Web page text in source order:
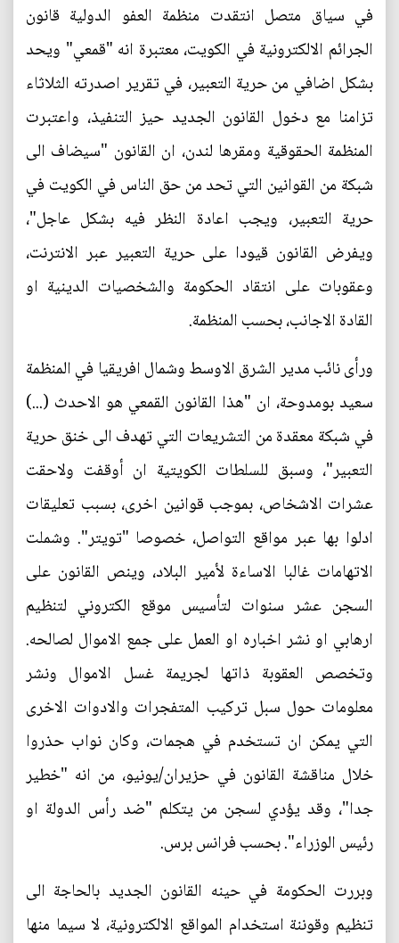
في سياق متصل انتقدت منظمة العفو الدولية قانون
الجرائم الالكترونية في الكويت، معتبرة انه "قمعي" ويحد
بشكل اضافي من حرية التعبير، في تقرير اصدرته الثلاثاء
تزامنا مع دخول القانون الجديد حيز التنفيذ، واعتبرت
المنظمة الحقوقية ومقرها لندن، ان القانون "سيضاف الى
شبكة من القوانين التي تحد من حق الناس في الكويت في
حرية التعبير، ويجب اعادة النظر فيه بشكل عاجل"،
ويفرض القانون قيودا على حرية التعبير عبر الانترنت،
وعقوبات على انتقاد الحكومة والشخصيات الدينية او
القادة الاجانب، بحسب المنظمة.
ورأى نائب مدير الشرق الاوسط وشمال افريقيا في المنظمة
سعيد بومدوحة، ان "هذا القانون القمعي هو الاحدث (...)
في شبكة معقدة من التشريعات التي تهدف الى خنق حرية
التعبير"، وسبق للسلطات الكويتية ان أوقفت ولاحقت
عشرات الاشخاص، بموجب قوانين اخرى، بسبب تعليقات
ادلوا بها عبر مواقع التواصل، خصوصا "تويتر". وشملت
الاتهامات غالبا الاساءة لأمير البلاد، وينص القانون على
السجن عشر سنوات لتأسيس موقع الكتروني لتنظيم
ارهابي او نشر اخباره او العمل على جمع الاموال لصالحه.
وتخصص العقوبة ذاتها لجريمة غسل الاموال ونشر
معلومات حول سبل تركيب المتفجرات والادوات الاخرى
التي يمكن ان تستخدم في هجمات، وكان نواب حذروا
خلال مناقشة القانون في حزيران/يونيو، من انه "خطير
جدا"، وقد يؤدي لسجن من يتكلم "ضد رأس الدولة او
رئيس الوزراء". بحسب فرانس برس.
وبررت الحكومة في حينه القانون الجديد بالحاجة الى
تنظيم وقوننة استخدام المواقع الالكترونية، لا سيما منها